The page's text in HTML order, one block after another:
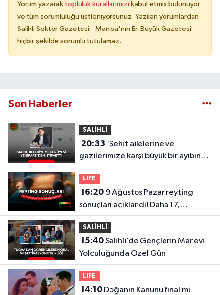
Yorum yazarak topluluk kurallarımızı kabul etmiş bulunuyor
ve tüm sorumluluğu üstleniyorsunuz. Yazılan yorumlardan
Salihli Sektör Gazetesi - Manisa'nın En Büyük Gazetesi
hiçbir şekilde sorumlu tutulamaz.
Son Haberler
SALİHLİ
20:33
gazilerimize karşı büyük bir ayıbın
içinde olmaktansa…’ Ragıp
Kırgezen’den Yeni Parti’ye sert
eleştirilerle istifa
LIFE
16:209 Ağustos Pazar reyting
sonuçları açıklandı! Daha 17,
Masterchef Türkiye, Köyden İndim
Şehre...
SALİHLİ
15:40Salihli’de Gençlerin Manevi
Yolculuğunda Özel Gün
LIFE
14:10Doğanın Kanunu final mi